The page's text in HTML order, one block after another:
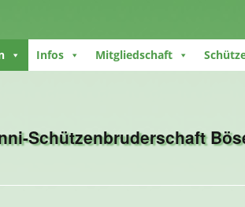
Infos Mitgliedschaft
Schützenbruderschaft